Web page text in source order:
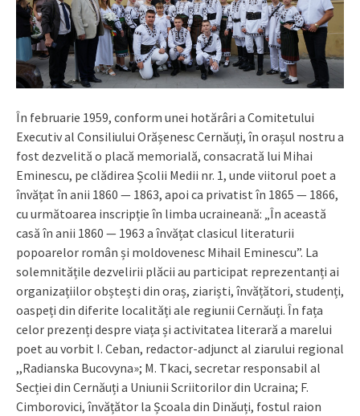
În februarie 1959, conform unei hotărâri a Comitetului
Executiv al Consiliului Orășenesc Cernăuți, în orașul nostru a
fost dezvelită o placă memorială, consacrată lui Mihai
Eminescu, pe clădirea Școlii Medii nr. 1, unde viitorul poet a
învățat în anii 1860 — 1863, apoi ca privatist în 1865 — 1866,
cu următoarea inscripție în limba ucraineană: „În această
casă în anii 1860 — 1963 a învățat clasicul literaturii
popoarelor român și moldovenesc Mihail Eminescu”. La
solemnitățile dezvelirii plăcii au participat reprezentanți ai
organizațiilor obștești din oraș, ziariști, învățători, studenți,
oaspeți din diferite localități ale regiunii Cernăuți. În fața
celor prezenți despre viața și activitatea literară a marelui
poet au vorbit I. Ceban, redactor-adjunct al ziarului regional
,,Radianska Bucovyna»; M. Tkaci, secretar responsabil al
Secției din Cernăuți a Uniunii Scriitorilor din Ucraina; F.
Cimborovici, învățător la Școala din Dinăuți, fostul raion